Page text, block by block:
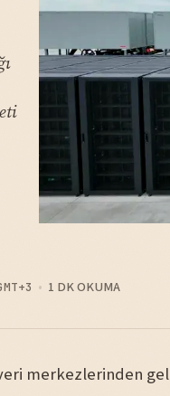
1 DK OKUMA
merkezlerinden